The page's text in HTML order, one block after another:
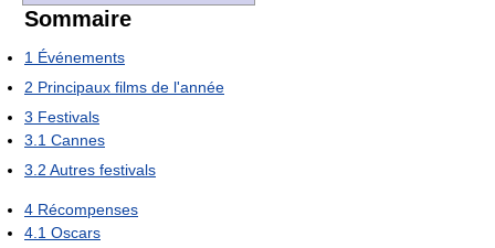
Sommaire
1 Événements
2 Principaux films de l'année
3 Festivals
3.1 Cannes
3.2 Autres festivals
4 Récompenses
4.1 Oscars